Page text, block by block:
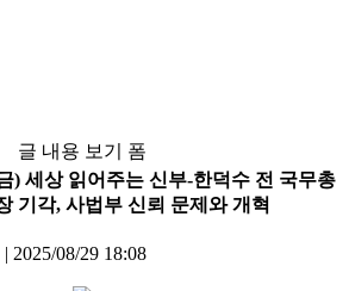
글 내용 보기 폼
) 세상 읽어주는 신부-한덕수 전 국무총
기각, 사법부 신뢰 문제와 개혁
| 2025/08/29 18:08